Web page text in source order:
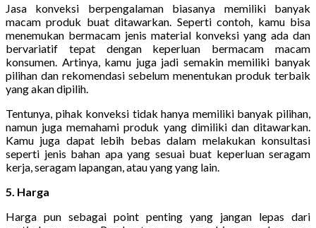
Jasa konveksi berpengalaman biasanya memiliki banyak
macam produk buat ditawarkan. Seperti contoh, kamu bisa
menemukan bermacam jenis material konveksi yang ada dan
bervariatif tepat dengan keperluan bermacam macam
konsumen. Artinya, kamu juga jadi semakin memiliki banyak
pilihan dan rekomendasi sebelum menentukan produk terbaik
yang akan dipilih.
Tentunya, pihak konveksi tidak hanya memiliki banyak pilihan,
namun juga memahami produk yang dimiliki dan ditawarkan.
Kamu juga dapat lebih bebas dalam melakukan konsultasi
seperti jenis bahan apa yang sesuai buat keperluan seragam
kerja, seragam lapangan, atau yang yang lain.
5. Harga
Harga pun sebagai point penting yang jangan lepas dari